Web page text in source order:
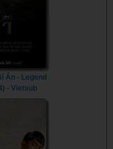
Ẩn - Legend
- Vietsub